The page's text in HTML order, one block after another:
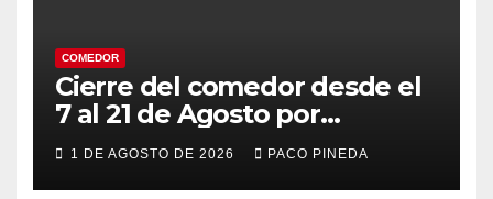
COMEDOR
Cierre del comedor desde el
7 al 21 de Agosto por
vacaciones
1 DE AGOSTO DE 2026 PACO PINEDA